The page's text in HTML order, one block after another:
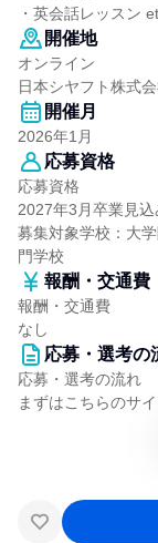
・英会話レッスン
開催地
オンライン
日本シヤフト株式
開催月
2026年1月
応募資格
応募資格
2027年3月卒業見
募集対象学校：大
門学校
報酬・交通費
報酬・交通費
なし
応募・選考の
応募・選考の流れ
まずはこちらのサ